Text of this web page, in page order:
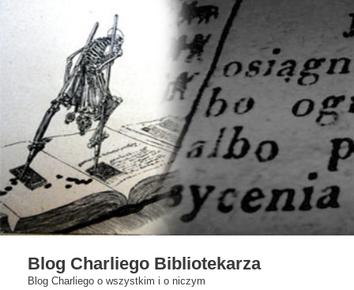
Blog Charliego Bibliotekarza
Blog Charliego o wszystkim i o niczym